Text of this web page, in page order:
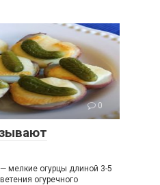
0
мелкие огурцы длиной 3-5
огуречного